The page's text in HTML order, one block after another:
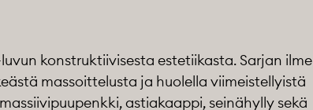
konstruktiivisesta estetiikasta. Sarjan ilme
massoittelusta ja huolella viimeistellyistä
astiakaappi, seinähylly sekä